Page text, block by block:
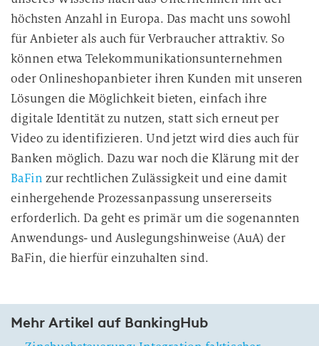
höchsten Anzahl in Europa. Das macht uns sowohl
für Anbieter als auch für Verbraucher attraktiv. So
können etwa Telekommunikationsunternehmen
oder Onlineshopanbieter ihren Kunden mit unseren
Lösungen die Möglichkeit bieten, einfach ihre
digitale Identität zu nutzen, statt sich erneut per
Video zu identifizieren. Und jetzt wird dies auch für
Banken möglich. Dazu war noch die Klärung mit der
BaFin zur rechtlichen Zulässigkeit und eine damit
einhergehende Prozessanpassung unsererseits
erforderlich. Da geht es primär um die sogenannten
Anwendungs- und Auslegungshinweise (AuA) der
BaFin, die hierfür einzuhalten sind.
Mehr Artikel auf BankingHub